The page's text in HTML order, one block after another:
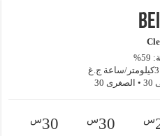
30
س 30س 30س